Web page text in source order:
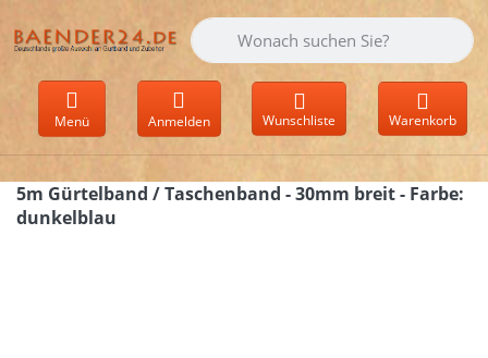
Geben Sie einen Suchbegriff ein.
Menü Anmelden Wunschliste Warenkorb
5m Gürtelband / Taschenband - 30mm breit - Farbe:
dunkelblau